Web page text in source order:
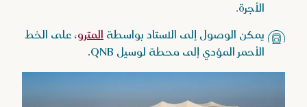
الأجرة.
يمكن الوصول إلى الاستاد بواسطة المترو، على الخط
الأحمر المؤدي إلى محطة لوسيل QNB.